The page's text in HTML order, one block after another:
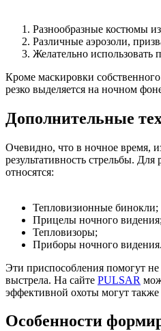
Разнообразные костюмы
Различные аэрозоли,
Желательно
Кроме маскировки
резко выделяется на ночном
Дополнительные
Очевидно, что в ночное время,
результативность стрельбы.
относятся:
Тепловизионные бинокли;
Прицелы ночного видения;
Тепловизоры;
Приборы ночного видения.
Эти приспособления помогут
выстрела. На сайте PULSAR
эффективной охоты могут
Особенности